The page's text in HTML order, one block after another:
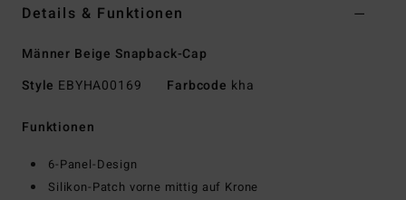
Details & Funktionen
Männer Beige Snapback-Cap
Style EBYHA00169 Farbcode kha
Funktionen
6-Panel-Design
Silikon-Patch vorne mittig auf Krone